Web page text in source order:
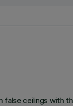
false ceilings with